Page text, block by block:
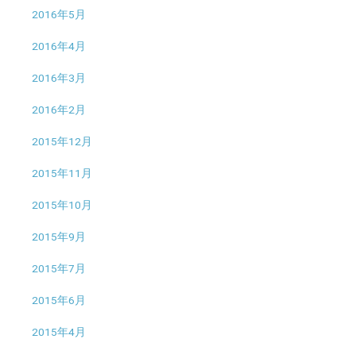
2016年5月
2016年4月
2016年3月
2016年2月
2015年12月
2015年11月
2015年10月
2015年9月
2015年7月
2015年6月
2015年4月